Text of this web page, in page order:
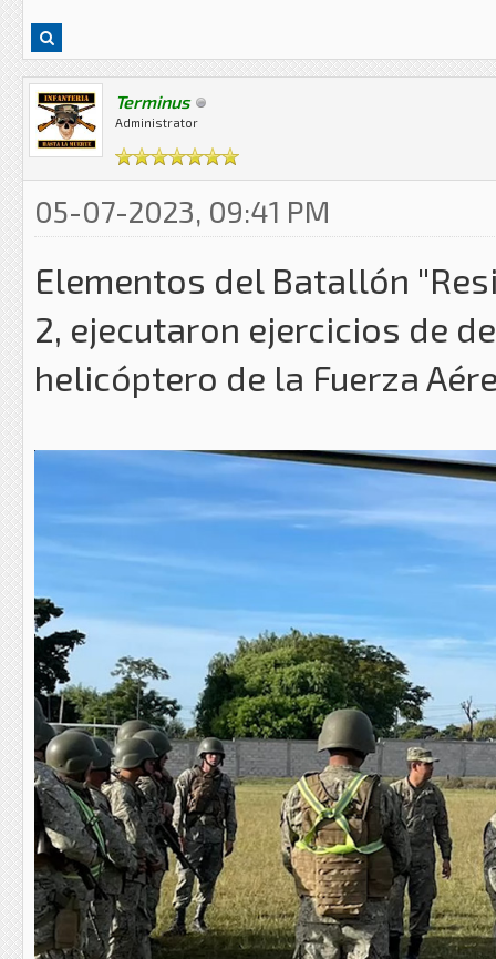
Terminus
Administrator
05-07-2023, 09:41 PM
Elementos del Batallón
2, ejecutaron ejercicios de
helicóptero de la Fuerza